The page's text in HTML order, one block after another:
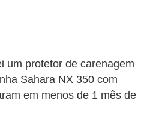
um protetor de carenagem
Sahara NX 350 com
em menos de 1 mês de